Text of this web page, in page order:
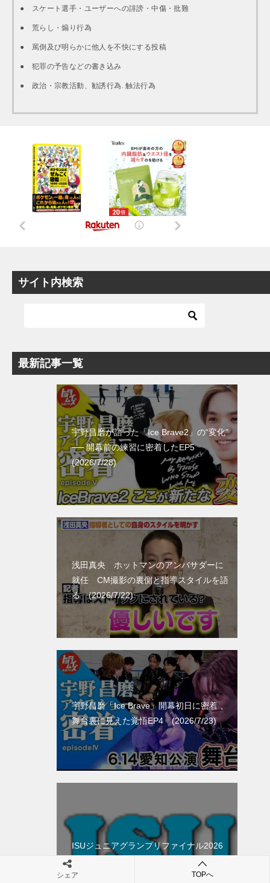
● スケート選手・ユーザーへの誹謗・中傷・批難
● 荒らし・煽り行為
● 罵倒及び明らかに他人を不快にする投稿
● 犯罪の予告などの書き込み
● 政治・宗教活動、勧誘行為. 触法行為
サイト内検索
最新記事一覧
宇野昌磨が語った「Ice Brave2」の“変化”
── 開幕前の練習に密着したEP5
(2026/7/28)
浅田真央 ホットマンのアンバサダーに
就任 CM撮影の裏側と指導スタイルを語
る (2026/7/22)
宇野昌磨「Ice Brave」開幕初日に密着 、
舞台裏に見えた覚悟EP4 (2026/7/23)
ISUジュニアグランプリファイナル2026
シェア TOPへ